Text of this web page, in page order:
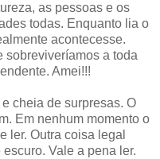
as pessoas e os
todas. Enquanto lia o
acontecesse.
sobreviveríamos a toda
Amei!!!
cheia de surpresas. O
Em nenhum momento o
ler. Outra coisa legal
Vale a pena ler.